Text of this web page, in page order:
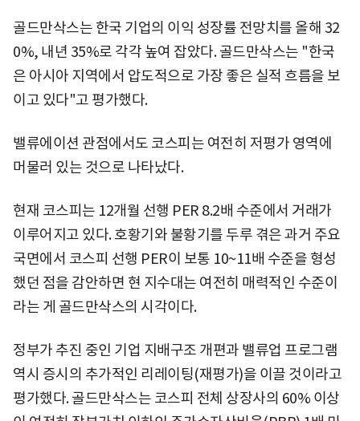
골드만삭스는 한국 기업의 이익 성장률 전망치를 올해 32
0%, 내년 35%로 각각 높여 잡았다. 골드만삭스는 "한국
은 아시아 지역에서 압도적으로 가장 좋은 실적 흐름을 보
이고 있다"고 평가했다.
밸류에이션 관점에서도 코스피는 여전히 저평가 영역에
머물러 있는 것으로 나타났다.
현재 코스피는 12개월 선행 PER 8.2배 수준에서 거래가
이루어지고 있다. 호황기와 불황기를 두루 겪은 과거 주요
국면에서 코스피 선행 PER이 보통 10~11배 수준을 형성
했던 점을 감안하면 현 지수대는 여전히 매력적인 수준이
라는 게 골드만삭스의 시각이다.
정부가 추진 중인 기업 지배구조 개편과 밸류업 프로그램
역시 증시의 추가적인 리레이팅(재평가)을 이끌 것이라고
평가했다. 골드만삭스는 코스피 전체 상장사의 60% 이상